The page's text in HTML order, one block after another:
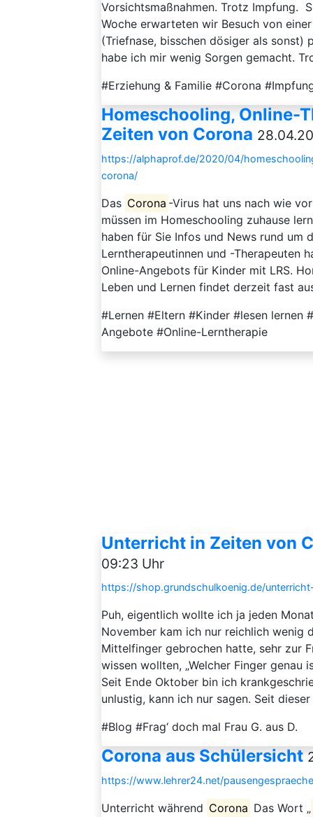
Vorsichtsmaßnahmen. Trotz Impfung.
Woche erwarteten wir Besuch von
(Triefnase, bisschen dösiger als sonst)
habe ich mir wenig Sorgen gemacht.
#Erziehung & Familie #Corona
Homeschooling, Online-
Zeiten von Corona
https://alphaprof.de/2020/04/
corona/
Das Corona -Virus hat uns nach wie
müssen im Homeschooling zuhause
haben für Sie Infos und News rund um
Lerntherapeutinnen und -Therapeuten
Online-Angebots für Kinder mit LRS.
Leben und Lernen findet derzeit fast
#Lernen #Eltern #Kinder #lesen lernen
Angebote #Online-Lerntherapie
Unterricht in Zeiten von
09:23 Uhr
https://shop.grundschulkoenig.de/
Puh, eigentlich wollte ich ja jeden
November kam ich nur reichlich wenig
Mittelfinger gebrochen hatte, sehr zur
wissen wollten, „Welcher Finger genau
Seit Ende Oktober bin ich
unlustig, kann ich nur sagen. Seit
#Blog #Frag‘ doch mal Frau G. aus D.
Corona aus Schülersicht
https://www.lehrer24.net/
Unterricht während Corona Das Wort „